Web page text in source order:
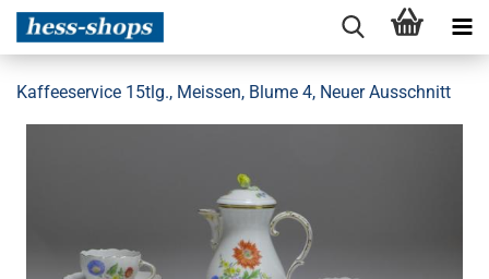
Kaffeeservice 15tlg., Meissen, Blume 4, Neuer Ausschnitt